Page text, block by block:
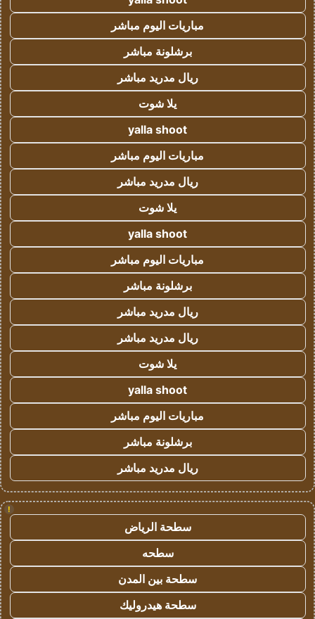
مباريات اليوم مباشر
برشلونة مباشر
ريال مدريد مباشر
يلا شوت
yalla shoot
مباريات اليوم مباشر
ريال مدريد مباشر
يلا شوت
yalla shoot
مباريات اليوم مباشر
برشلونة مباشر
ريال مدريد مباشر
ريال مدريد مباشر
يلا شوت
yalla shoot
مباريات اليوم مباشر
برشلونة مباشر
ريال مدريد مباشر
!
سطحة الرياض
سطحه
سطحة بين المدن
سطحة هيدروليك